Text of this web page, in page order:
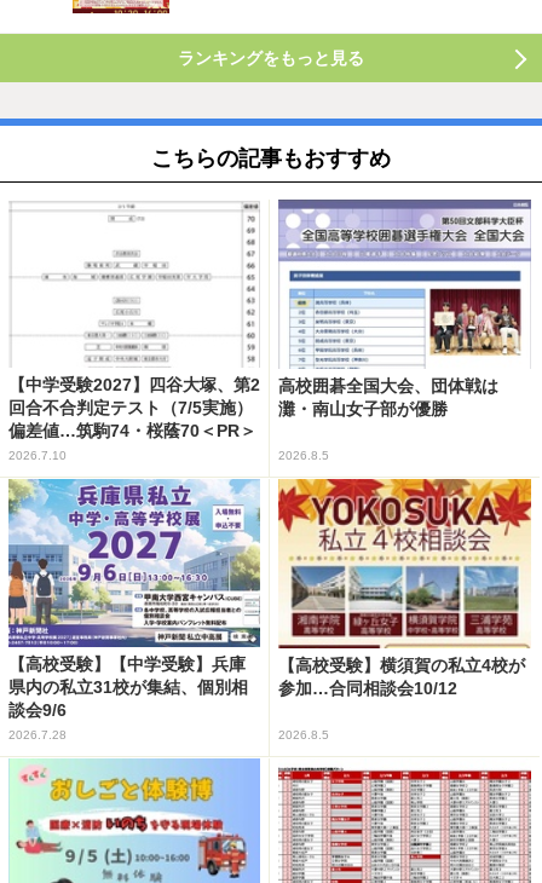
ランキングをもっと見る
こちらの記事もおすすめ
【中学受験2027】四谷大塚、第2
回合不合判定テスト（7/5実施）
偏差値…筑駒74・桜蔭70＜PR＞
2026.7.10
高校囲碁全国大会、団体戦は
灘・南山女子部が優勝
2026.8.5
【高校受験】【中学受験】兵庫
県内の私立31校が集結、個別相
談会9/6
2026.7.28
【高校受験】横須賀の私立4校が
参加…合同相談会10/12
2026.8.5